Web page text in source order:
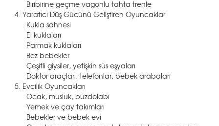
Biribirine geçme vagonlu tahta trenle
4. Yaratıcı Düş Gücünü Geliştiren Oyuncaklar
Kukla sahnesi
El kuklaları
Parmak kuklaları
Bez bebekler
Çeşitli giysiler, yetişkin süs eşyaları
Doktor araçları, telefonlar, bebek arabaları
5. Evcilik Oyuncakları
Ocak, musluk, buzdolabı
Yemek ve çay takımları
Bebekler ve bebek evi